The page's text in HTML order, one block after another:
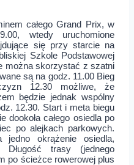
całego Grand Prix, w
wtedy uruchomione
się przy starcie na
Szkole Podstawowej
można skorzystać z szatni
są na godz. 11.00 Bieg
12.30 możliwe, że
będzie jednak wspólny
12.30. Start i meta biegu
dookoła całego osiedla po
po alejkach parkowych.
jedno okrążenie osiedla,
Długość trasy (jednego
po ścieżce rowerowej plus